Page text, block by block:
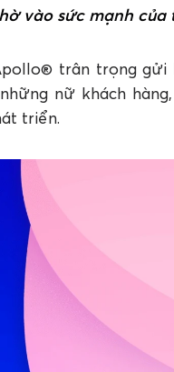
vào sức mạnh
trân trọng
nữ khách
triển.